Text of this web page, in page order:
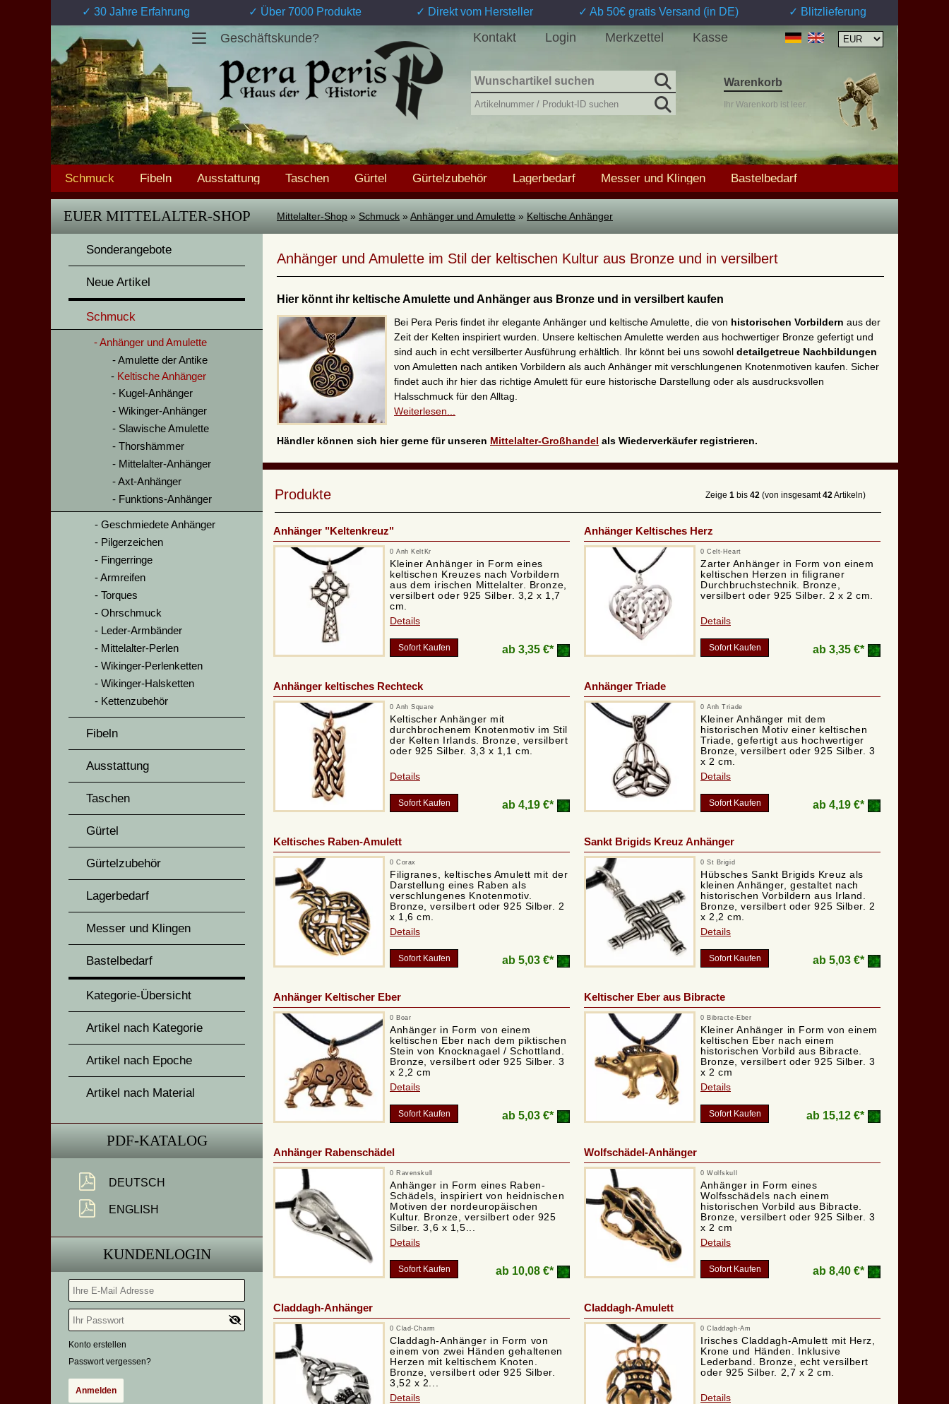
✓ 30 Jahre Erfahrung ✓ Über 7000 Produkte ✓ Direkt vom Hersteller ✓ Ab 50€ gratis Versand (in DE) ✓ Blitzlieferung
Geschäftskunde? Kontakt Login Merkzettel Kasse
Schmuck Fibeln Ausstattung Taschen Gürtel Gürtelzubehör Lagerbedarf Messer und Klingen Bastelbedarf
Warenkorb
Ihr Warenkorb ist leer.
EUER MITTELALTER-SHOP
Sonderangebote
Neue Artikel
Schmuck
Anhänger und Amulette
Amulette der Antike
Keltische Anhänger
Kugel-Anhänger
Wikinger-Anhänger
Slawische Amulette
Thorshämmer
Mittelalter-Anhänger
Axt-Anhänger
Funktions-Anhänger
Geschmiedete Anhänger
Pilgerzeichen
Fingerringe
Armreifen
Torques
Ohrschmuck
Leder-Armbänder
Mittelalter-Perlen
Wikinger-Perlenketten
Wikinger-Halsketten
Kettenzubehör
Fibeln
Ausstattung
Taschen
Gürtel
Gürtelzubehör
Lagerbedarf
Messer und Klingen
Bastelbedarf
Kategorie-Übersicht
Artikel nach Kategorie
Artikel nach Epoche
Artikel nach Material
PDF-KATALOG
DEUTSCH
ENGLISH
KUNDENLOGIN
Konto erstellen
Passwort vergessen?
Mittelalter-Shop » Schmuck »Anhänger und Amulette » Keltische Anhänger
Anhänger und Amulette im Stil der keltischen Kultur aus Bronze und in versilbert
Hier könnt ihr keltische Amulette und Anhänger aus Bronze und in versilbert kaufen
Bei Pera Peris findet ihr elegante Anhänger und keltische Amulette, die von historischen Vorbildern aus der
Zeit der Kelten inspiriert wurden. Unsere keltischen Amulette werden aus hochwertiger Bronze gefertigt und
sind auch in echt versilberter Ausführung erhältlich. Ihr könnt bei uns sowohl detailgetreue Nachbildungen
von Amuletten nach antiken Vorbildern als auch Anhänger mit verschlungenen Knotenmotiven kaufen. Sicher
findet auch ihr hier das richtige Amulett für eure historische Darstellung oder als ausdrucksvollen
Halsschmuck für den Alltag.
Weiterlesen...
Händler können sich hier gerne für unseren Mittelalter-Großhandel als Wiederverkäufer registrieren.
Produkte Zeige 1 bis 42 (von insgesamt42Artikeln)
Anhänger "Keltenkreuz"
0 Anh KeltKr
Kleiner Anhänger in Form eines
keltischen Kreuzes nach Vorbildern
aus dem irischen Mittelalter. Bronze,
versilbert oder 925 Silber. 3,2 x 1,7
cm.
Details
Sofort Kaufen ab 3,35 €*
Anhänger Keltisches Herz
0 Celt-Heart
Zarter Anhänger in Form von einem
keltischen Herzen in filigraner
Durchbruchstechnik. Bronze,
versilbert oder 925 Silber. 2 x 2 cm.
Details
Sofort Kaufen ab 3,35 €*
Anhänger keltisches Rechteck
0 Anh Square
Keltischer Anhänger mit
durchbrochenem Knotenmotiv im Stil
der Kelten Irlands. Bronze, versilbert
oder 925 Silber. 3,3 x 1,1 cm.
Details
Sofort Kaufen ab 4,19 €*
Anhänger Triade
0 Anh Triade
Kleiner Anhänger mit dem
historischen Motiv einer keltischen
Triade, gefertigt aus hochwertiger
Bronze, versilbert oder 925 Silber. 3
x 2 cm.
Details
Sofort Kaufen ab 4,19 €*
Keltisches Raben-Amulett
0 Corax
Filigranes, keltisches Amulett mit der
Darstellung eines Raben als
verschlungenes Knotenmotiv.
Bronze, versilbert oder 925 Silber. 2
x 1,6 cm.
Details
Sofort Kaufen ab 5,03 €*
Sankt Brigids Kreuz Anhänger
0 St Brigid
Hübsches Sankt Brigids Kreuz als
kleinen Anhänger, gestaltet nach
historischen Vorbildern aus Irland.
Bronze, versilbert oder 925 Silber. 2
x 2,2 cm.
Details
Sofort Kaufen ab 5,03 €*
Anhänger Keltischer Eber
0 Boar
Anhänger in Form von einem
keltischen Eber nach dem piktischen
Stein von Knocknagael / Schottland.
Bronze, versilbert oder 925 Silber. 3
x 2,2 cm
Details
Sofort Kaufen ab 5,03 €*
Keltischer Eber aus Bibracte
0 Bibracte-Eber
Kleiner Anhänger in Form von einem
keltischen Eber nach einem
historischen Vorbild aus Bibracte.
Bronze, versilbert oder 925 Silber. 3
x 2 cm
Details
Sofort Kaufen ab 15,12 €*
Anhänger Rabenschädel
0 Ravenskull
Anhänger in Form eines Raben-
Schädels, inspiriert von heidnischen
Motiven der nordeuropäischen
Kultur. Bronze, versilbert oder 925
Silber. 3,6 x 1,5...
Details
Sofort Kaufen ab 10,08 €*
Wolfschädel-Anhänger
0 Wolfskull
Anhänger in Form eines
Wolfsschädels nach einem
historischen Vorbild aus Bibracte.
Bronze, versilbert oder 925 Silber. 3
x 2 cm
Details
Sofort Kaufen ab 8,40 €*
Claddagh-Anhänger
0 Clad-Charm
Claddagh-Anhänger in Form von
einem von zwei Händen gehaltenen
Herzen mit keltischem Knoten.
Bronze, versilbert oder 925 Silber.
3,52 x 2...
Details
Claddagh-Amulett
0 Claddagh-Am
Irisches Claddagh-Amulett mit Herz,
Krone und Händen. Inklusive
Lederband. Bronze, echt versilbert
oder 925 Silber. 2,7 x 2 cm.
Details